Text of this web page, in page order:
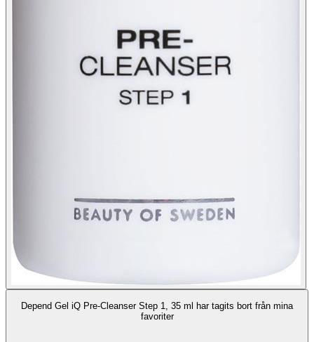
Depend Gel iQ Pre-Cleanser Step 1, 35 ml har tagits bort från mina
favoriter